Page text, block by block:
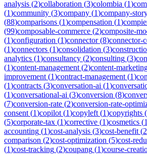
analysis (2)collaboration (3)colombia (1)
(1)community (3)company (1)company-
(88)comparisons (1)compensation (1)
(99)composable-commerce (2)composite-
(1)configuration (1)connector(8)connector-
(1)connectors (1)consolidation (3)
analytics (1)consultancy (2)consulting (3)
(1)content-management (2)content-
improvement (1)contract-management (1)
(1)contracts (3)conversation-ai (1)
(1)conversational-ai (3)conversion (8)
(7)conversion-rate (2)conversion-rate-
consent (1)copilot (1)copyleft (1)copyrights (
(5)corporate-tax (1)corrective (1)cosmetics (1
accounting (1)cost-analysis (3)cost-benefit (2
comparison (2)cost-optimization (5)cost-
(1)cost-tracking (2)coupang (1)course-